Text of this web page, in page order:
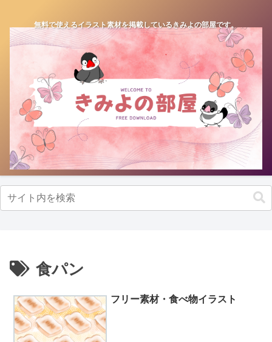
無料で使えるイラスト素材を掲載しているきみよの部屋です。
食パン
フリー素材・食べ物イラスト